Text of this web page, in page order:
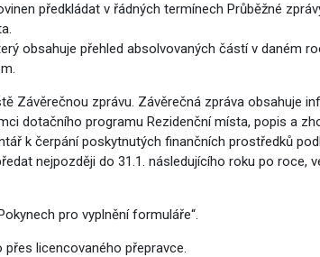
předkládat v řádných termínech Průběžné
obsahuje přehled absolvovaných částí v daném
Závěrečnou zprávu. Závěrečná zpráva obsahuje
dotačního programu Rezidenční místa, popis a
k čerpání poskytnutých finančních prostředků
nejpozději do 31.1. následujícího roku po roce,
pro vyplnění formuláře“.
licencovaného přepravce.